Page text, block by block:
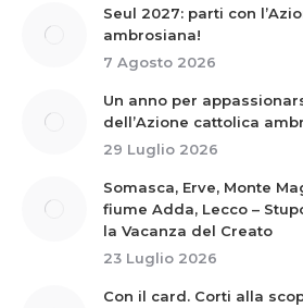
Seul 2027: parti con
ambrosiana!
7 Agosto 2026
Un anno per
dell’Azione cattolica
29 Luglio 2026
Somasca, Erve, Monte
fiume Adda, Lecco –
la Vacanza del Creato
23 Luglio 2026
Con il card. Corti alla